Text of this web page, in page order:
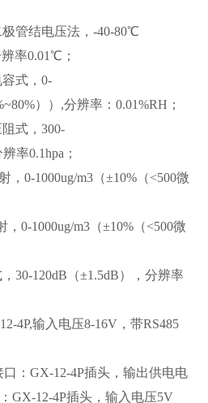
管结电压法，-40-80℃
率0.01℃；
式，0-
））,分辨率：0.01%RH；
式，300-
率0.1hpa；
，0-1000ug/m3（±10%（<500微
0-1000ug/m3（±10%（<500微
30-120dB（±1.5dB），分辨率
4P,输入电压8-16V，带RS485
口：GX-12-4P插头，输出供电电
GX-12-4P插头，输入电压5V